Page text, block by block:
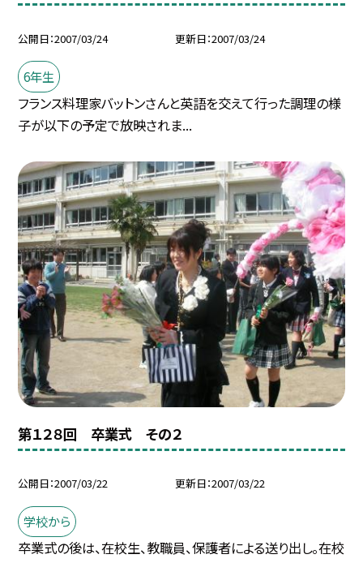
公開日 2007/03/24 更新日 2007/03/24
6年生
フランス料理家バットンさんと英語を交えて行った調理の様
子が以下の予定で放映されま...
第１２８回 卒業式 その２
公開日 2007/03/22 更新日 2007/03/22
学校から
卒業式の後は、在校生、教職員、保護者による送り出し。在校